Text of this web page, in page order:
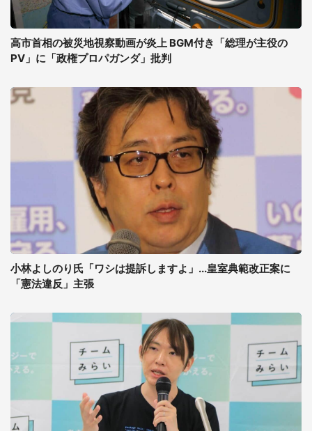
高市首相の被災地視察動画が炎上 BGM付き「総理が主役の
PV」に「政権プロパガンダ」批判
小林よしのり氏「ワシは提訴しますよ」...皇室典範改正案に
「憲法違反」主張